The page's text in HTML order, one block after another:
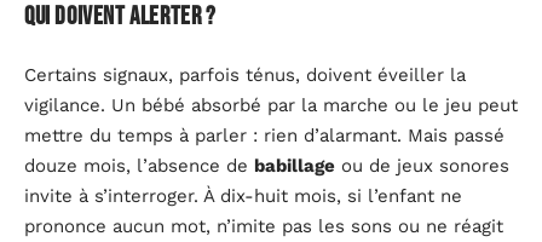
qui doivent alerter ?
Certains signaux, parfois ténus, doivent éveiller la
vigilance. Un bébé absorbé par la marche ou le jeu peut
mettre du temps à parler : rien d’alarmant. Mais passé
douze mois, l’absence de babillage ou de jeux sonores
invite à s’interroger. À dix-huit mois, si l’enfant ne
prononce aucun mot, n’imite pas les sons ou ne réagit